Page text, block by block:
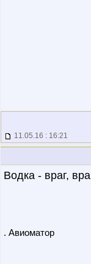
11.05.16 : 16:21
Водка - враг,
. Авиоматор